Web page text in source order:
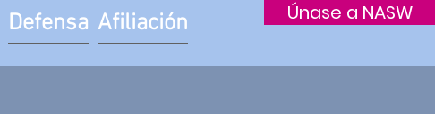
Únase a NASW
Defensa Afiliación